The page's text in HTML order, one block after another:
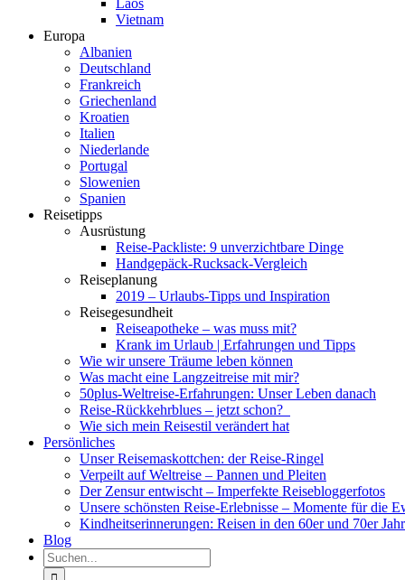
Laos
Vietnam
Europa
Albanien
Deutschland
Frankreich
Griechenland
Kroatien
Italien
Niederlande
Portugal
Slowenien
Spanien
Reisetipps
Ausrüstung
Reise-Packliste: 9 unverzichtbare Dinge
Handgepäck-Rucksack-Vergleich
Reiseplanung
2019 – Urlaubs-Tipps und Inspiration
Reisegesundheit
Reiseapotheke – was muss mit?
Krank im Urlaub | Erfahrungen und Tipps
Wie wir unsere Träume leben können
Was macht eine Langzeitreise mit mir?
50plus-Weltreise-Erfahrungen: Unser Leben danach
Reise-Rückkehrblues – jetzt schon?
Wie sich mein Reisestil verändert hat
Persönliches
Unser Reisemaskottchen: der Reise-Ringel
Verpeilt auf Weltreise – Pannen und Pleiten
Der Zensur entwischt – Imperfekte Reisebloggerfotos
Unsere schönsten Reise-Erlebnisse – Momente für die
Kindheitserinnerungen: Reisen in den 60er und 70er
Blog
Suche
nach: